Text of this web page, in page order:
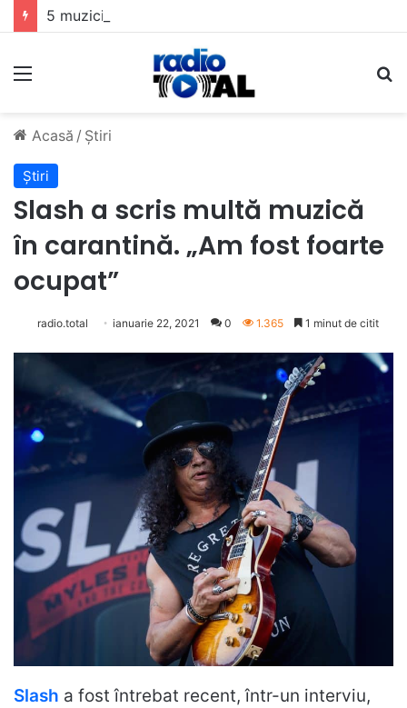
Meniu
Acasă / Știri
Știri
Slash a scris multă muzică
în carantină. „Am fost foarte
ocupat”
radio.total ianuarie 22, 2021 0 1.365 1 minut de citit
Slash a fost întrebat recent, într-un interviu,